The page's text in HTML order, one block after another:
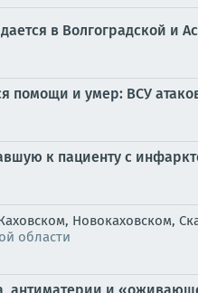
в Волгоградской и
и умер: ВСУ
к пациенту с
Новокаховском,
области